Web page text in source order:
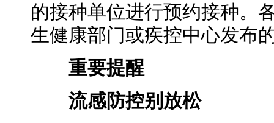
的接种单位进行预约接种。
生健康部门或疾控中心发布
重要提醒
流感防控别放松